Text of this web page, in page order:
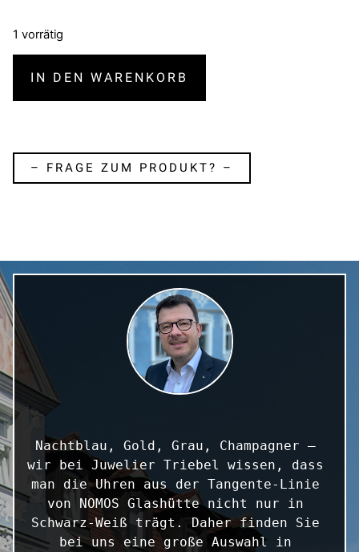
1 vorrätig
IN DEN WARENKORB
– FRAGE ZUM PRODUKT? –
Nachtblau, Gold, Grau, Champagner –
wir bei Juwelier Triebel wissen, dass
man die Uhren aus der Tangente-Linie
von NOMOS Glashütte nicht nur in
Schwarz-Weiß trägt. Daher finden Sie
bei uns eine große Auswahl in